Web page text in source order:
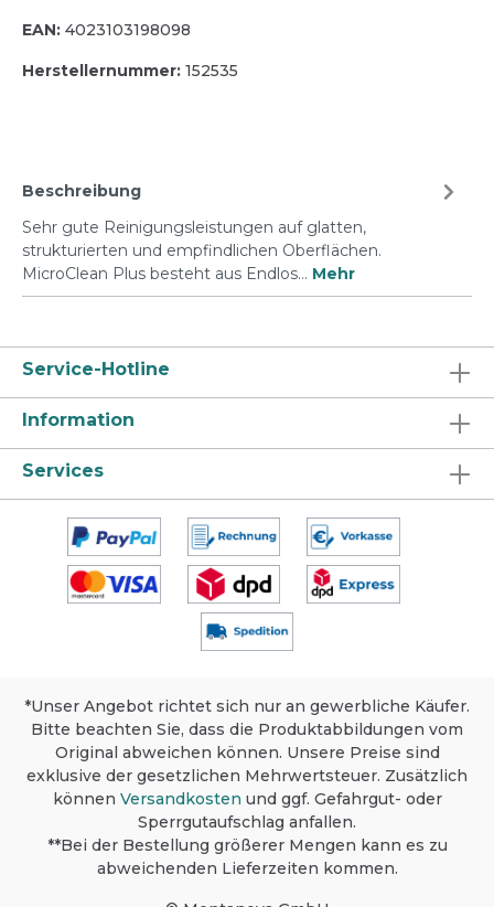
EAN: 4023103198098
Herstellernummer: 152535
Beschreibung
Sehr gute Reinigungsleistungen auf glatten,
strukturierten und empfindlichen Oberflächen.
MicroClean Plus besteht aus Endlos… Mehr
Service-Hotline
Information
Services
*Unser Angebot richtet sich nur an gewerbliche Käufer.
Bitte beachten Sie, dass die Produktabbildungen vom
Original abweichen können. Unsere Preise sind
exklusive der gesetzlichen Mehrwertsteuer. Zusätzlich
können Versandkosten und ggf. Gefahrgut- oder
Sperrgutaufschlag anfallen.
**Bei der Bestellung größerer Mengen kann es zu
abweichenden Lieferzeiten kommen.